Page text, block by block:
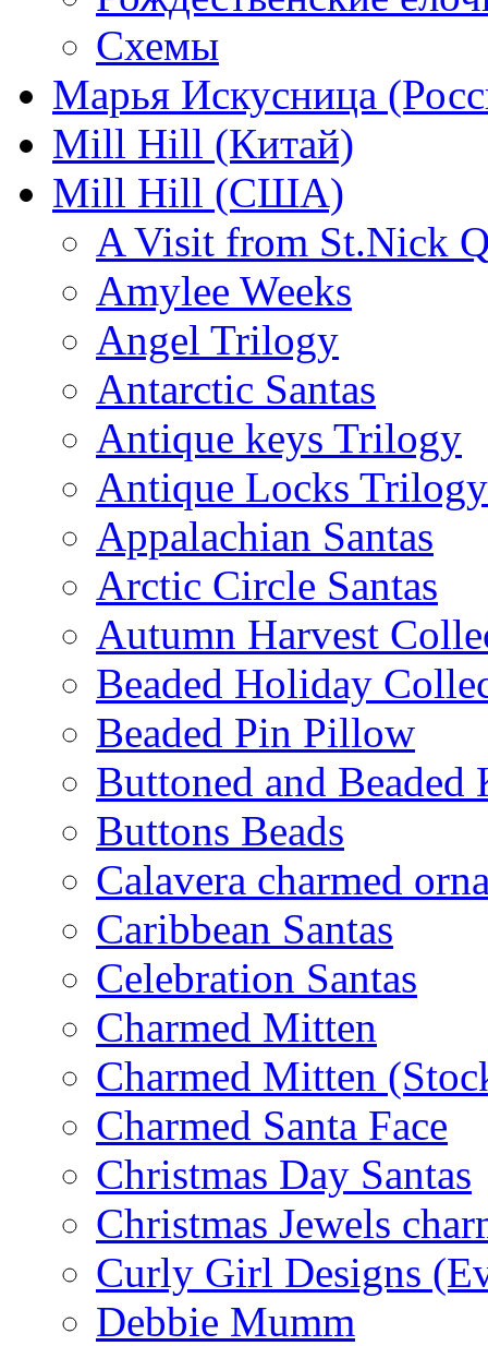
Схемы
Марья Искусница
Mill Hill (Китай)
Mill Hill (США)
A Visit from St.Nick
Amylee Weeks
Angel Trilogy
Antarctic Santas
Antique keys Trilogy
Antique Locks Trilogy
Appalachian Santas
Arctic Circle Santas
Autumn Harvest
Beaded Holiday
Beaded Pin Pillow
Buttoned and Beaded
Buttons Beads
Calavera charmed
Caribbean Santas
Celebration Santas
Charmed Mitten
Charmed Mitten
Charmed Santa Face
Christmas Day Santas
Christmas Jewels
Curly Girl Designs
Debbie Mumm